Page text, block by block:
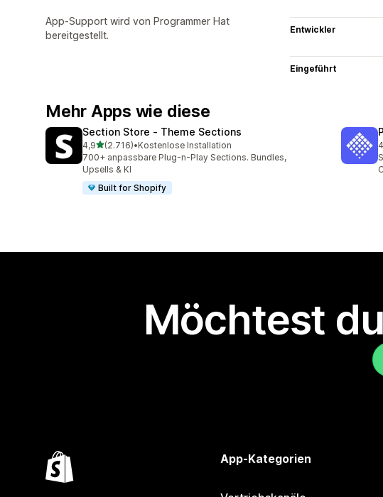
App-Support wird von Programmer Hat
bereitgestellt.
Entwickler
Eingeführt
Mehr Apps wie diese
Section Store ‑ Theme Sections
4,9von 5 Sternen
(2.716)
2716 Rezensionen insgesamt
•Kostenlose Installation
700+ anpassbare Plug-n-Play Sections. Bundles,
Upsells & KI
Built for Shopify
Möchtest
App-Kategorien